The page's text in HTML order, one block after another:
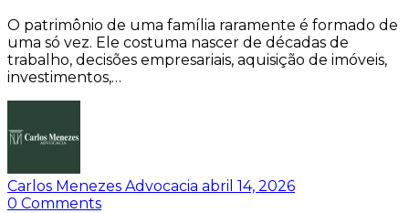
O patrimônio de uma família raramente é formado de
uma só vez. Ele costuma nascer de décadas de
trabalho, decisões empresariais, aquisição de imóveis,
investimentos,…
Carlos Menezes Advocacia abril 14, 2026
0 Comments